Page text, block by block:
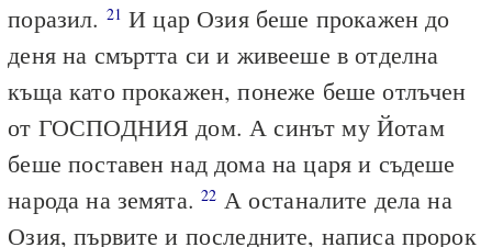
поразил. 21 И цар Озия беше прокажен до
деня на смъртта си и живееше в отделна
къща като прокажен, понеже беше отлъчен
от ГОСПОДНИЯ дом. А синът му Йотам
беше поставен над дома на царя и съдеше
народа на земята.22 А останалите дела на
Озия, първите и последните, написа пророк